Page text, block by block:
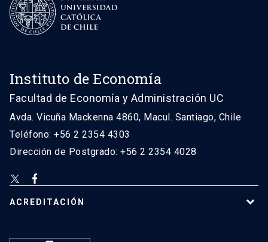
Instituto de Economía
Facultad de Economía y Administración UC
Avda. Vicuña Mackenna 4860, Macul. Santiago, Chile
Teléfono: +56 2 2354 4303
Dirección de Postgrado: +56 2 2354 4028
ACREDITACIÓN